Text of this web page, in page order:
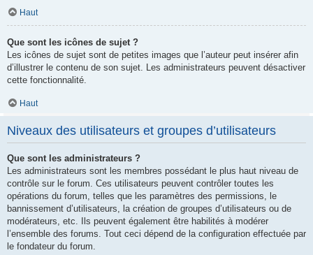
Haut
Que sont les icônes de sujet ?
Les icônes de sujet sont de petites images que l’auteur peut insérer afin
d’illustrer le contenu de son sujet. Les administrateurs peuvent désactiver
cette fonctionnalité.
Haut
Niveaux des utilisateurs et groupes d’utilisateurs
Que sont les administrateurs ?
Les administrateurs sont les membres possédant le plus haut niveau de
contrôle sur le forum. Ces utilisateurs peuvent contrôler toutes les
opérations du forum, telles que les paramètres des permissions, le
bannissement d’utilisateurs, la création de groupes d’utilisateurs ou de
modérateurs, etc. Ils peuvent également être habilités à modérer
l’ensemble des forums. Tout ceci dépend de la configuration effectuée par
le fondateur du forum.